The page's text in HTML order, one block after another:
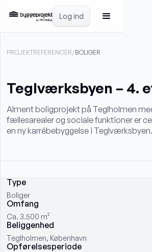
Log ind
PROJEKTREFERENCER/BOLIGER
Teglværksbyen – 4.
Alment boligprojekt på Teglholmen
fællesarealer og sociale funktioner er
en ny karrébebyggelse i Teglværksbyen.
Type
Boliger
Omfang
Ca. 3.500 m²
Beliggenhed
Teglholmen, København
Opførelsesperiode